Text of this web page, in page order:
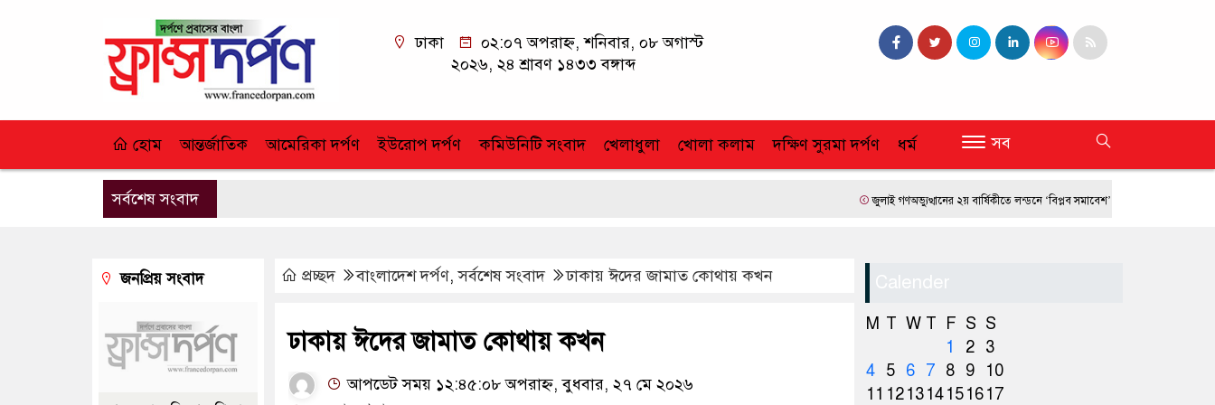
ঢাকা
০২:০৭ অপরাহ্ন, শনিবার, ০৮ অগাস্ট
২০২৬, ২৪ শ্রাবণ ১৪৩৩ বঙ্গাব্দ
হোম আন্তর্জাতিক আমেরিকা দর্পণ ইউরোপ দর্পণ কমিউনিটি সংবাদ খেলাধুলা খোলা কলাম দক্ষিণ সুরমা দর্পণ ধর্ম সব
সর্বশেষ সংবাদ জুলাই গণঅভ্যুত্থানের ২য় বার্ষিকীতে লন্ডনে ‘বিপ্লব সমাবেশ’ ফ্রান্সে দাবানলের তাণ্ডব
প্রচ্ছদ বাংলাদেশ দর্পণ,সর্বশেষ সংবাদ ঢাকায় ঈদের জামাত কোথায় কখন
ঢাকায় ঈদের জামাত কোথায় কখন
আপডেট সময় ১২:৪৫:০৮ অপরাহ্ন, বুধবার, ২৭ মে ২০২৬
জনপ্রিয় সংবাদ Calender
M T W T F S S
1
2 3
4 5 6 7 8 9
10
11 121314151617